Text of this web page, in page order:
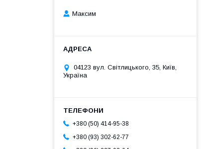
Максим
04123 вул. Світлицького, 35, Київ,
Україна
+380 (50) 414-95-38
+380 (93) 302-62-77